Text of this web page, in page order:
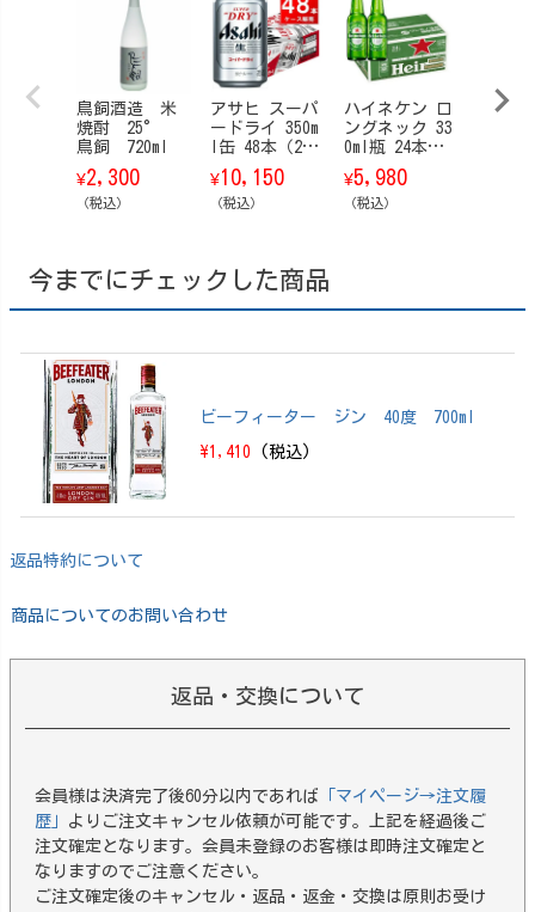
鳥飼酒造 米
焼酎 25°
鳥飼 720ml
¥2,300
（税込）
アサヒ スーパ
ードライ 350m
l缶 48本（24
本×2ケース）
¥10,150
（税込）
ハイネケン ロ
ングネック 33
0ml瓶 24本入/
ケース
¥5,980
（税込）
サン
今までにチェックした商品
ビーフィーター ジン 40度 700ml
\1,410 (税込)
返品特約について
商品についてのお問い合わせ
返品・交換について
会員様は決済完了後60分以内であれば 「マイページ→注文履
歴」 よりご注文キャンセル依頼が可能です。上記を経過後ご
注文確定となります。会員未登録のお客様は即時注文確定と
なりますのでご注意ください。
ご注文確定後のキャンセル・返品・返金・交換は原則お受け